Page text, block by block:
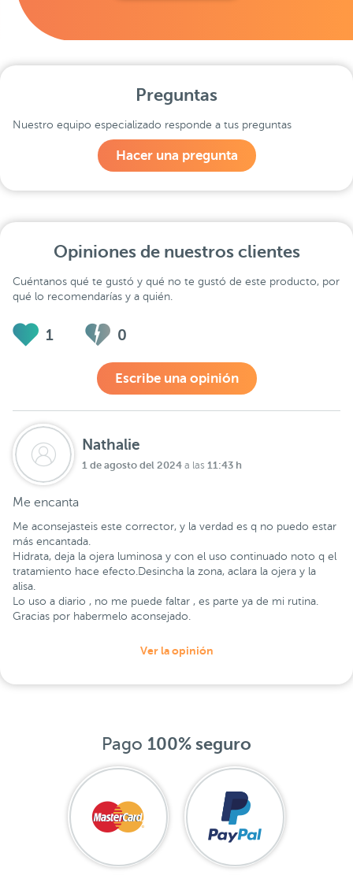
Preguntas
Nuestro equipo especializado responde a tus preguntas
Hacer una pregunta
Opiniones de nuestros clientes
Cuéntanos qué te gustó y qué no te gustó de este producto, por
qué lo recomendarías y a quién.
1 0
Escribe una opinión
Nathalie
1 de agosto del 2024 a las 11:43 h
Me encanta
Me aconsejasteis este corrector, y la verdad es q no puedo estar
más encantada.
Hidrata, deja la ojera luminosa y con el uso continuado noto q el
tratamiento hace efecto.Desincha la zona, aclara la ojera y la
alisa.
Lo uso a diario , no me puede faltar , es parte ya de mi rutina.
Gracias por habermelo aconsejado.
Ver la opinión
Pago 100% seguro